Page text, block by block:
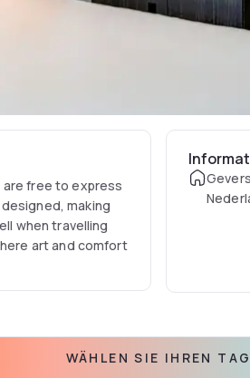
are free to express
making
when travelling
art and comfort
WÄHLEN SIE IHREN TAG